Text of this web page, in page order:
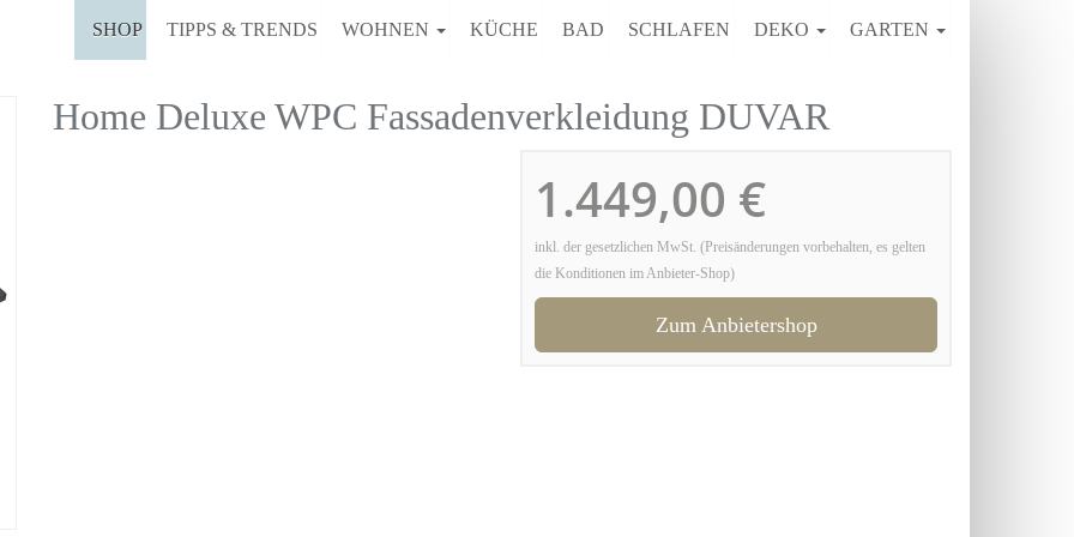
SHOP TIPPS & TRENDS WOHNEN KÜCHE BAD SCHLAFEN DEKO GARTEN
Home Deluxe WPC Fassadenverkleidung DUVAR
1.449,00 €
inkl. der gesetzlichen MwSt. (Preisänderungen vorbehalten, es gelten
die Konditionen im Anbieter-Shop)
Zum Anbietershop